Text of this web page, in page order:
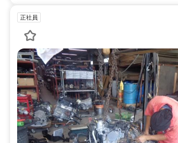
正社員